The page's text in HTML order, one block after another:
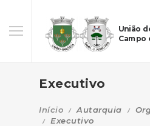
União
Campo
Executivo
Início Autarquia
Executivo